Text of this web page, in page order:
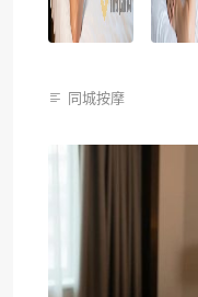
同城按摩